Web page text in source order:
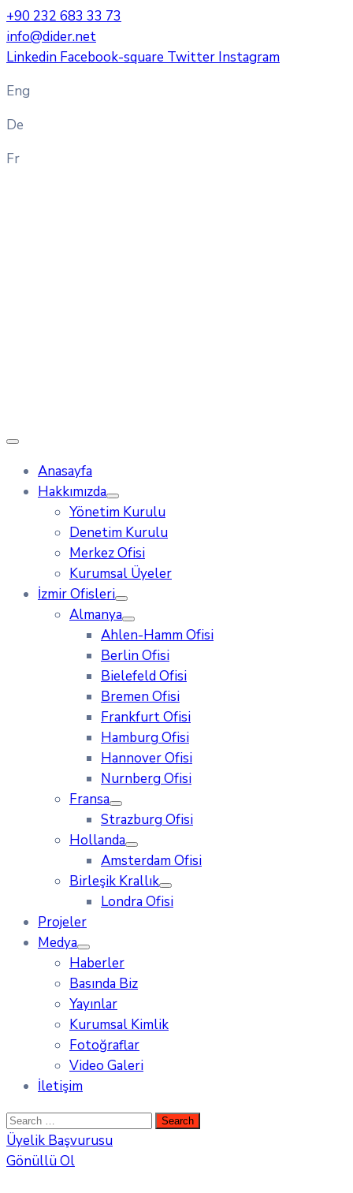
+90 232 683 33 73
info@dider.net
Linkedin Facebook-square Twitter Instagram
Eng
De
Fr
Anasayfa
Hakkımızda
Yönetim Kurulu
Denetim Kurulu
Merkez Ofisi
Kurumsal Üyeler
İzmir Ofisleri
Almanya
Ahlen-Hamm Ofisi
Berlin Ofisi
Bielefeld Ofisi
Bremen Ofisi
Frankfurt Ofisi
Hamburg Ofisi
Hannover Ofisi
Nurnberg Ofisi
Fransa
Strazburg Ofisi
Hollanda
Amsterdam Ofisi
Birleşik Krallık
Londra Ofisi
Projeler
Medya
Haberler
Basında Biz
Yayınlar
Kurumsal Kimlik
Fotoğraflar
Video Galeri
İletişim
Üyelik Başvurusu
Gönüllü Ol